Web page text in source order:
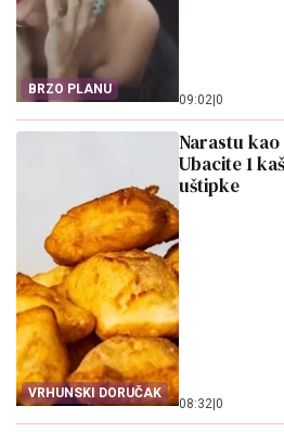
BRZO PLANU
09:02 0
VRHUNSKI DORUČAK
Narastu
Ubacite 1
uštipke
08:32 0